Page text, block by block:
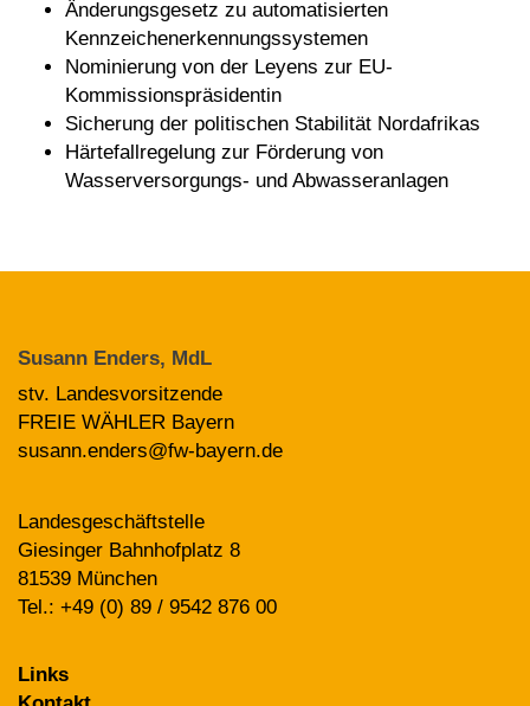
Änderungsgesetz zu automatisierten
Kennzeichenerkennungssystemen
Nominierung von der Leyens zur EU-
Kommissionspräsidentin
Sicherung der politischen Stabilität Nordafrikas
Härtefallregelung zur Förderung von
Wasserversorgungs- und Abwasseranlagen
Susann Enders, MdL
stv. Landesvorsitzende
FREIE WÄHLER Bayern
susann.enders@fw-bayern.de
Landesgeschäftstelle
Giesinger Bahnhofplatz 8
81539 München
Tel.: +49 (0) 89 / 9542 876 00
Links